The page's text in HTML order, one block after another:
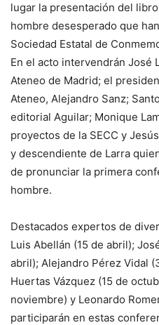
lugar la presentación del
hombre desesperado que
Sociedad Estatal de
En el acto intervendrán José
Ateneo de Madrid; el
Ateneo, Alejandro Sanz;
editorial Aguilar; Monique
proyectos de la SECC y
y descendiente de Larra
de pronunciar la primera
hombre.
Destacados expertos de
Luis Abellán (15 de abril);
abril); Alejandro Pérez Vidal
Huertas Vázquez (15 de
noviembre) y Leonardo
participarán en estas